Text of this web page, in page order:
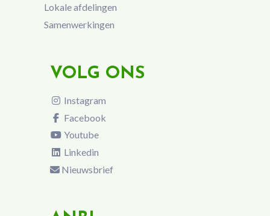
Lokale afdelingen
Samenwerkingen
VOLG ONS
Instagram
Facebook
Youtube
Linkedin
Nieuwsbrief